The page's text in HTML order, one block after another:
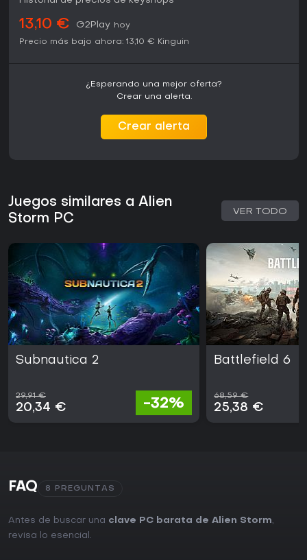
13,10 € G2Play hoy
Precio más bajo ahora: 13,10 € Kinguin
¿Esperando una mejor oferta?
Crear una alerta.
Crear alerta
Juegos similares a Alien
Storm PC
VER TODO
Subnautica 2
29,91 €
20,34 € -32%
Battlefield 6
68,59 €
25,38 €
FAQ 8 PREGUNTAS
Antes de buscar una clave PC barata de Alien Storm,
revisa lo esencial.